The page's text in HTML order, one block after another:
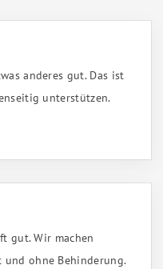
anderes gut. Das ist
unterstützen.
gut. Wir machen
und ohne Behinderung.